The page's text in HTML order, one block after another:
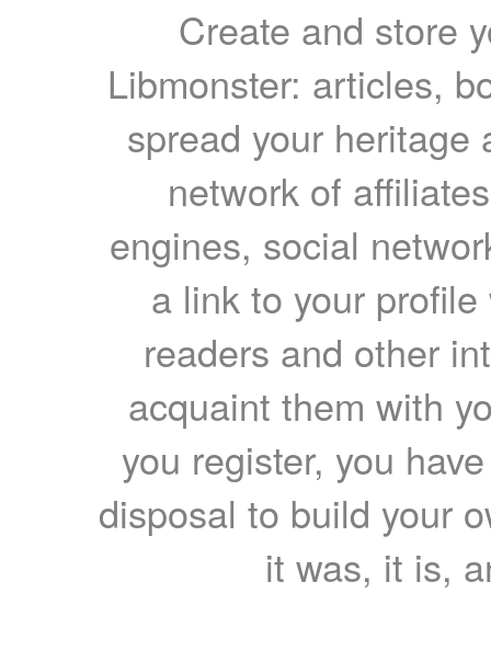
Create and store
Libmonster: articles,
spread your heritage
network of
engines, social
a link to your
readers and other
acquaint them with
you register, you
disposal to build your
it was, it is,